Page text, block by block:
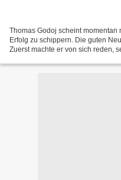
Thomas Godoj scheint momentan
Erfolg zu schippern. Die guten
Zuerst machte er von sich reden,